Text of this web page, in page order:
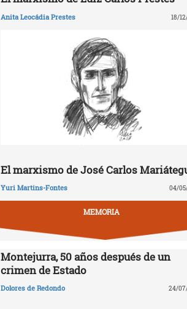
Anita Leocádia Prestes 18/
El marxismo de José Carlos
Yuri Martins-Fontes 04/
MEMORIA
Montejurra, 50 años después de un
crimen de Estado
Dolores de Redondo 24/